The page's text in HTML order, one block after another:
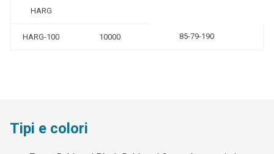
HARG
HARG-100 10000 85-79-190
Tipi e colori